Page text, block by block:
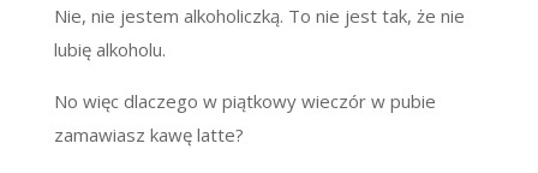
Nie, nie jestem alkoholiczką. To nie jest tak, że nie
lubię alkoholu.
No więc dlaczego w piątkowy wieczór w pubie
zamawiasz kawę latte?